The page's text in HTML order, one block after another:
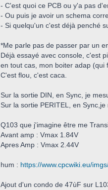
- C'est quoi ce PCB ou y'a pas
- Ou puis je avoir un schema
- Si quelqu'un c'est déjà penché
*Me parle pas de passer par un
Déjà essayé avec console, c'est
en tout cas, mon boiter adap (qui
C'est flou, c'est caca.
Sur la sortie DIN, en Sync, je
Sur la sortie PERITEL, en
Q103 que j'imagine être me
Avant amp : Vmax 1.84V
Apres Amp : Vmax 2.44V
hum : https://www.cpcwiki.eu/
Ajout d'un condo de 47ùF sur